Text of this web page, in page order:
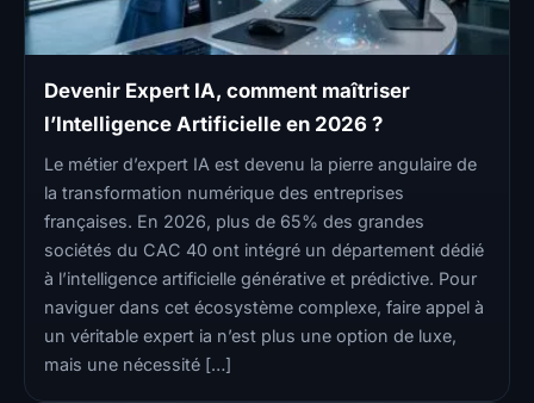
Devenir Expert IA, comment maîtriser
l’Intelligence Artificielle en 2026 ?
Le métier d’expert IA est devenu la pierre angulaire de
la transformation numérique des entreprises
françaises. En 2026, plus de 65% des grandes
sociétés du CAC 40 ont intégré un département dédié
à l’intelligence artificielle générative et prédictive. Pour
naviguer dans cet écosystème complexe, faire appel à
un véritable expert ia n’est plus une option de luxe,
mais une nécessité […]